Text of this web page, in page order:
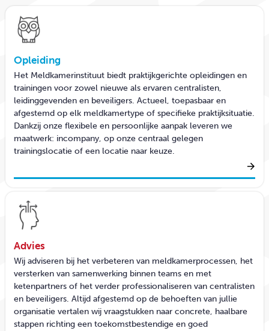
Opleiding
Het Meldkamerinstituut biedt praktijkgerichte opleidingen en
trainingen voor zowel nieuwe als ervaren centralisten,
leidinggevenden en beveiligers. Actueel, toepasbaar en
afgestemd op elk meldkamertype of specifieke praktijksituatie.
Dankzij onze flexibele en persoonlijke aanpak leveren we
maatwerk: incompany, op onze centraal gelegen
trainingslocatie of een locatie naar keuze.
Advies
Wij adviseren bij het verbeteren van meldkamerprocessen, het
versterken van samenwerking binnen teams en met
ketenpartners of het verder professionaliseren van centralisten
en beveiligers. Altijd afgestemd op de behoeften van jullie
organisatie vertalen wij vraagstukken naar concrete, haalbare
stappen richting een toekomstbestendige en goed
CONTACT